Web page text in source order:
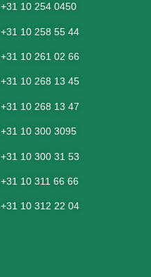
+31 10 254 0450
+31 10 258 55 44
+31 10 261 02 66
+31 10 268 13 45
+31 10 268 13 47
+31 10 300 3095
+31 10 300 31 53
+31 10 311 66 66
+31 10 312 22 04